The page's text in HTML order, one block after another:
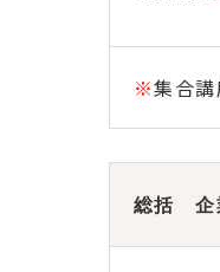
※集合
総括 企